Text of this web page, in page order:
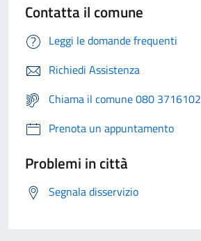
Contatta il comune
Leggi le domande frequenti
Richiedi Assistenza
Chiama il comune 080 3716102
Prenota un appuntamento
Problemi in città
Segnala disservizio